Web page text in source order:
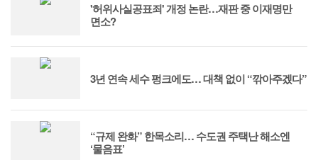
'허위사실공표죄' 개정 논란…재판 중 이재명만
면소?
3년 연속 세수 펑크에도… 대책 없이 “깎아주겠다”
“규제 완화” 한목소리… 수도권 주택난 해소엔
‘물음표’